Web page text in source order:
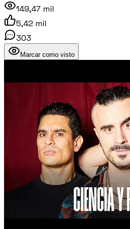
149,47 mil
5,42 mil
303
Marcar como visto